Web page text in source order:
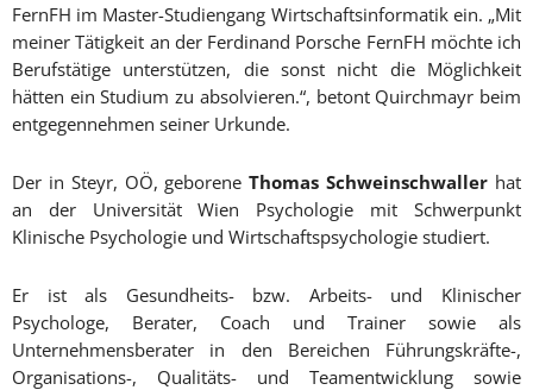
FernFH im Master-Studiengang Wirtschaftsinformatik ein. „Mit
meiner Tätigkeit an der Ferdinand Porsche FernFH möchte ich
Berufstätige unterstützen, die sonst nicht die Möglichkeit
hätten ein Studium zu absolvieren.“, betont Quirchmayr beim
entgegennehmen seiner Urkunde.
Der in Steyr, OÖ, geboreneThomas Schweinschwaller hat
an der Universität Wien Psychologie mit Schwerpunkt
Klinische Psychologie und Wirtschaftspsychologie studiert.
Er ist als Gesundheits- bzw. Arbeits- und Klinischer
Psychologe, Berater, Coach und Trainer sowie als
Unternehmensberater in den Bereichen Führungskräfte-,
Organisations-, Qualitäts- und Teamentwicklung sowie